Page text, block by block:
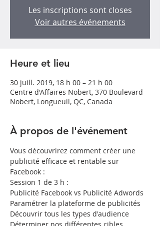
Les inscriptions sont closes
Voir autres événements
Heure et lieu
30 juill. 2019, 18 h 00 – 21 h 00
Centre d'Affaires Nobert, 370 Boulevard
Nobert, Longueuil, QC, Canada
À propos de l'événement
Vous découvrirez comment créer une
publicité efficace et rentable sur